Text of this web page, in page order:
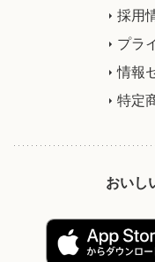
採用
プラ
情報
特定
おいし